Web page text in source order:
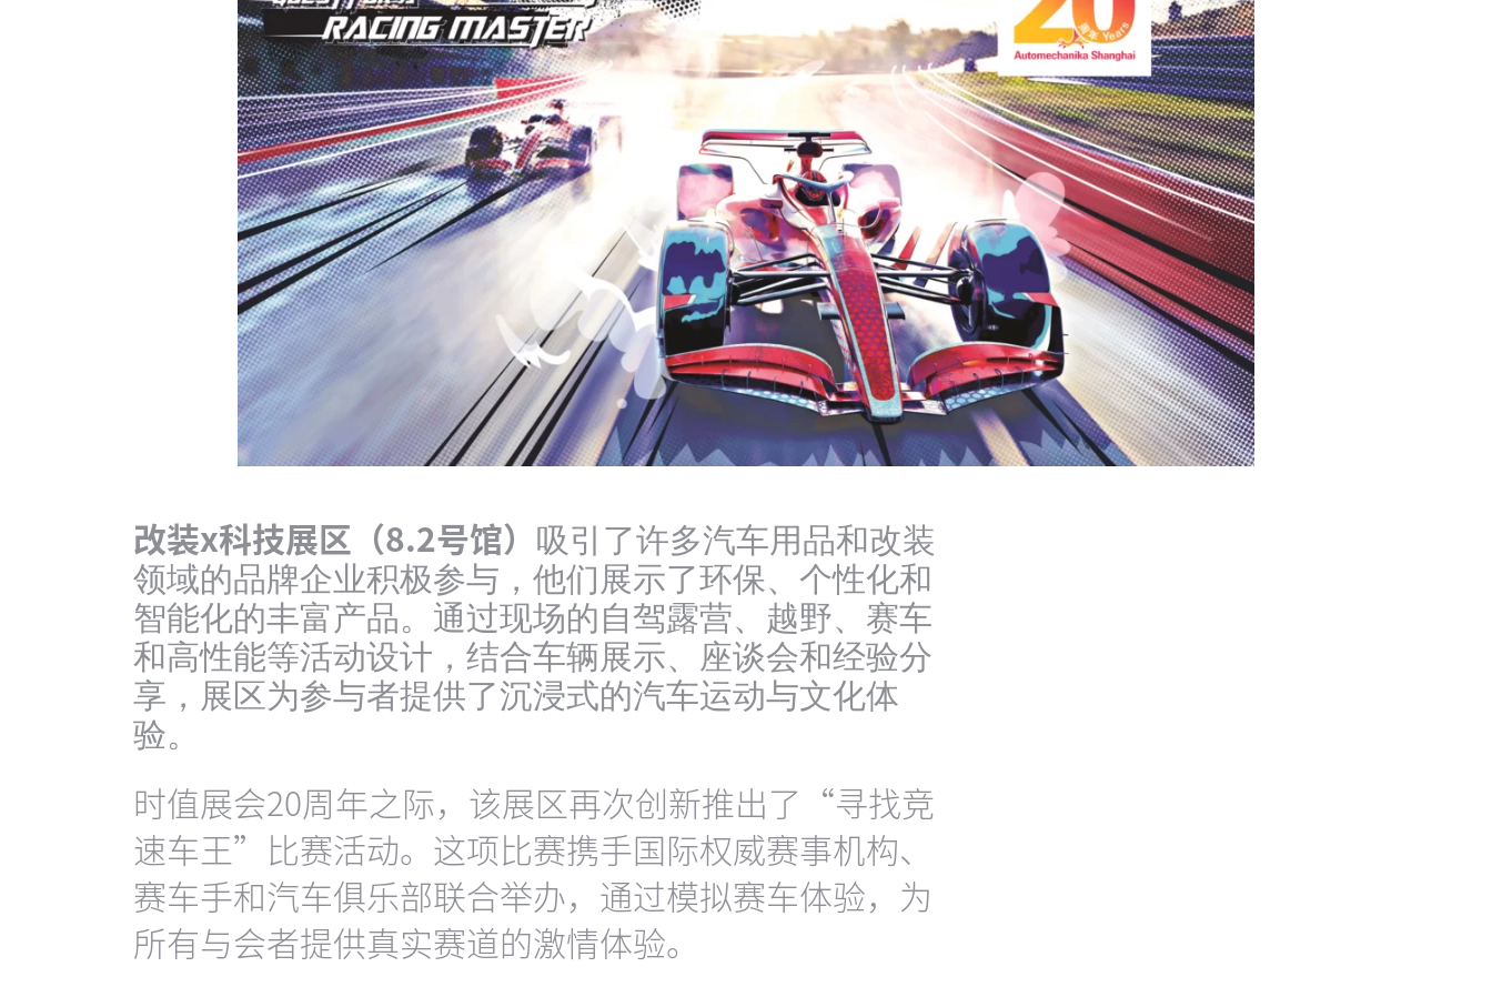
改装x科技展区（8.2号馆） 吸引了许多汽车用品和改装
领域的品牌企业积极参与，他们展示了环保、个性化和
智能化的丰富产品。通过现场的自驾露营、越野、赛车
和高性能等活动设计，结合车辆展示、座谈会和经验分
享，展区为参与者提供了沉浸式的汽车运动与文化体
验。
时值展会20周年之际，该展区再次创新推出了“寻找竞
速车王”比赛活动。这项比赛携手国际权威赛事机构、
赛车手和汽车俱乐部联合举办，通过模拟赛车体验，为
所有与会者提供真实赛道的激情体验。